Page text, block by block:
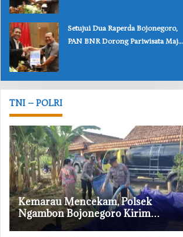
‎Setujui Dua Raperda Bojonegoro,
PAN BNR Dorong Pariwisata Maju
TNI – POLRI
‎Kemarau Mencekam, Polsek
Ngambon Bojonegoro Kirim
8.000 Liter Air Bersih ke Warga